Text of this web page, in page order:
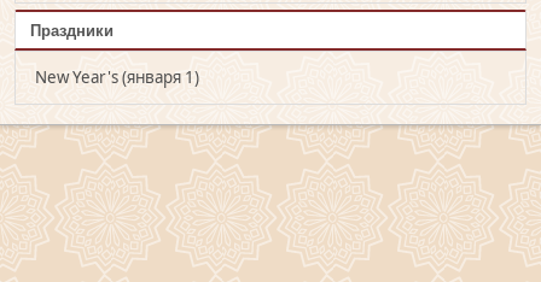
Праздники
New Year's (января 1)